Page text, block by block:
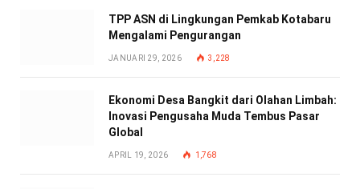
TPP ASN di Lingkungan Pemkab Kotabaru
Mengalami Pengurangan
JANUARI 29, 2026 3,228
Ekonomi Desa Bangkit dari Olahan Limbah:
Inovasi Pengusaha Muda Tembus Pasar
Global
APRIL 19, 2026 1,768